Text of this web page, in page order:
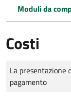
Moduli da
Costi
Tipo di pagamento
Importo
La presentazione
pagamento